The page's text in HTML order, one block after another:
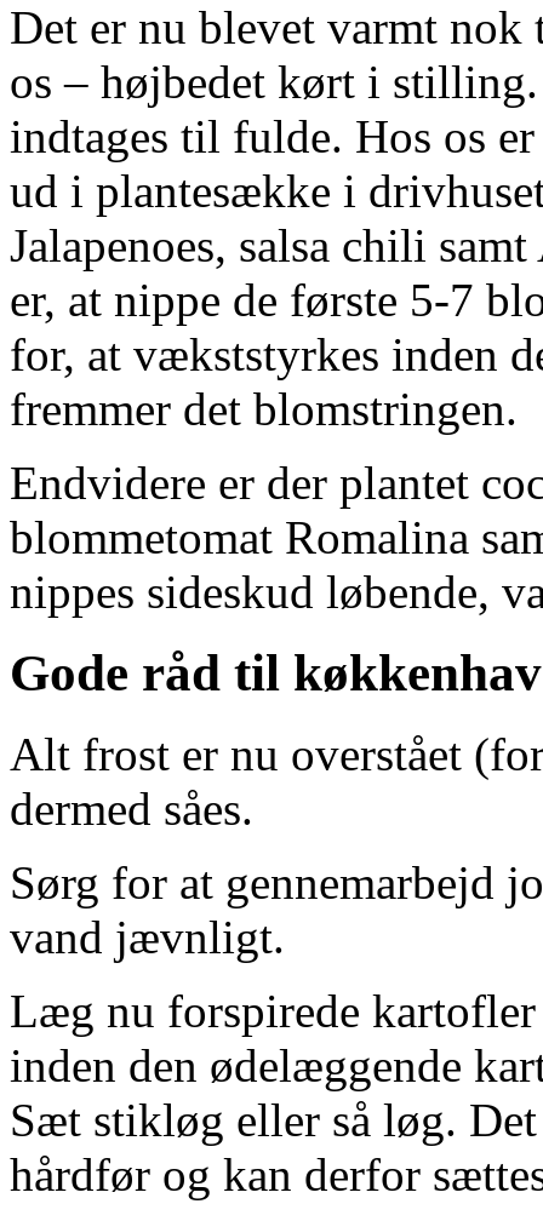
Det er nu blevet varmt
os – højbedet kørt i
indtages til fulde. Hos os
ud i plantesække i
Jalapenoes, salsa chili
er, at nippe de første 5-7
for, at vækststyrkes inden
fremmer det blomstringen.
Endvidere er der plantet
blommetomat Romalina
nippes sideskud løbende,
Gode råd til
Alt frost er nu overstået
dermed såes.
Sørg for at gennemarbejd
vand jævnligt.
Læg nu forspirede kartofler
inden den ødelæggende
Sæt stikløg eller så løg.
hårdfør og kan derfor